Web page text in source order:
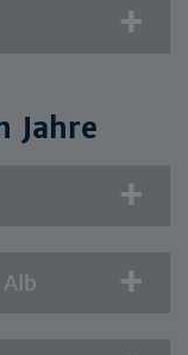
Jahre